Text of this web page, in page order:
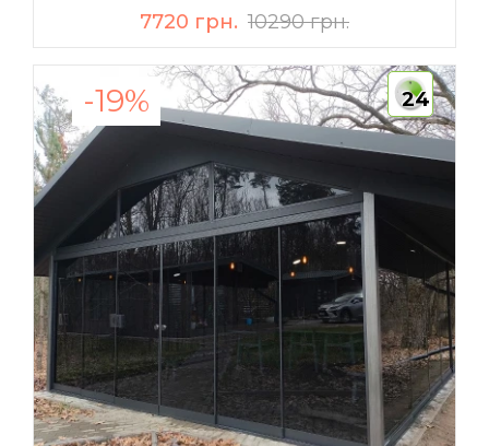
7720 грн. 10290 грн.
-19% 24